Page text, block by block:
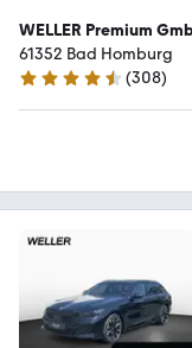
WELLER Premium
Vertragshändler
61352 Bad Homburg
4.4 Sterne
(308)